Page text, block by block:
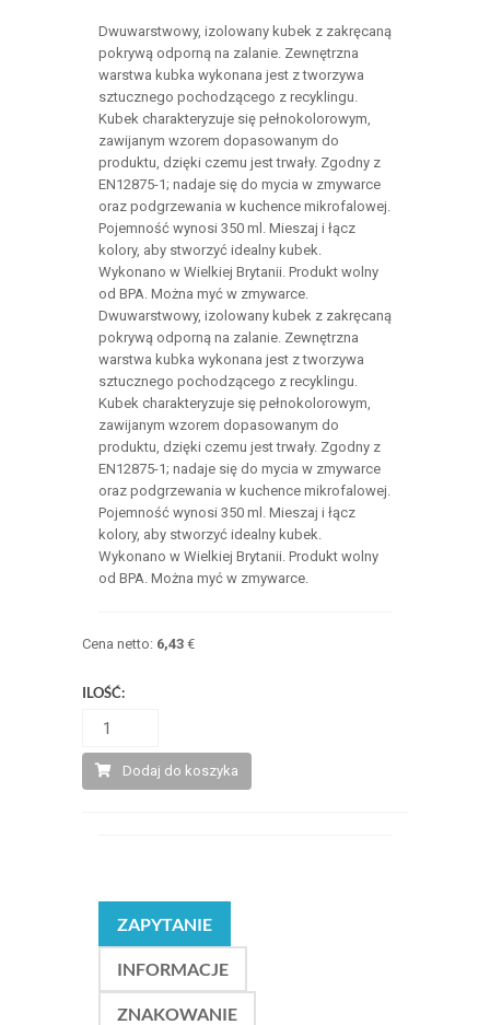
Dwuwarstwowy, izolowany kubek z zakręcaną
pokrywą odporną na zalanie. Zewnętrzna
warstwa kubka wykonana jest z tworzywa
sztucznego pochodzącego z recyklingu.
Kubek charakteryzuje się pełnokolorowym,
zawijanym wzorem dopasowanym do
produktu, dzięki czemu jest trwały. Zgodny z
EN12875-1; nadaje się do mycia w zmywarce
oraz podgrzewania w kuchence mikrofalowej.
Pojemność wynosi 350 ml. Mieszaj i łącz
kolory, aby stworzyć idealny kubek.
Wykonano w Wielkiej Brytanii. Produkt wolny
od BPA. Można myć w zmywarce.
Dwuwarstwowy, izolowany kubek z zakręcaną
pokrywą odporną na zalanie. Zewnętrzna
warstwa kubka wykonana jest z tworzywa
sztucznego pochodzącego z recyklingu.
Kubek charakteryzuje się pełnokolorowym,
zawijanym wzorem dopasowanym do
produktu, dzięki czemu jest trwały. Zgodny z
EN12875-1; nadaje się do mycia w zmywarce
oraz podgrzewania w kuchence mikrofalowej.
Pojemność wynosi 350 ml. Mieszaj i łącz
kolory, aby stworzyć idealny kubek.
Wykonano w Wielkiej Brytanii. Produkt wolny
od BPA. Można myć w zmywarce.
Cena netto: 6,43€
ILOŚĆ:
Dodaj do koszyka
ZAPYTANIE
INFORMACJE
ZNAKOWANIE